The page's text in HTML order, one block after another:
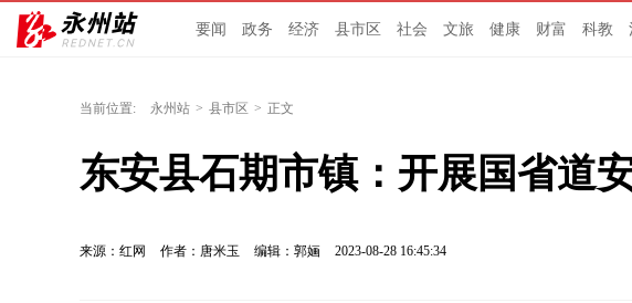
要闻 政务 经济 县市区 社会 文旅 健康 财富 科教
当前位置: 永州站 > 县市区 > 正文
东安县石期市镇：开展国省道
来源：红网 作者：唐米玉 编辑：郭婳 2023-08-28 16:45:34